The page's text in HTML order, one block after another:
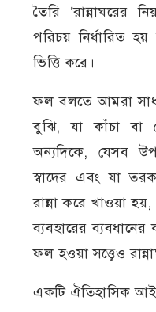
তৈরি ‘রান্নাঘরের
পরিচয় নির্ধারিত
ভিত্তি করে।
ফল বলতে আমরা
বুঝি, যা কাঁচা বা
অন্যদিকে, যেসব
স্বাদের এবং যা
রান্না করে খাওয়া
ব্যবহারের
ফল হওয়া সত্ত্বেও
একটি ঐতিহাসিক